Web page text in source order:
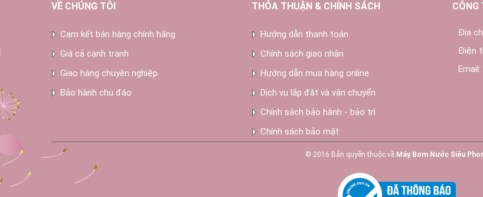
VỀ CHÚNG TÔI
Cam kết bán hàng chính hãng
Giá cả cạnh tranh
Giao hàng chuyên nghiệp
Bảo hành chu đáo
THỎA THUẬN & CHÍNH SÁCH
Hướng dẫn thanh toán
Chính sách giao nhận
Hướng dẫn mua hàng online
Dịch vụ lắp đặt và vận chuyển
Chính sách bảo hành - bảo trì
Chính sách bảo mật
CÔNG
Địa
Điện
Email:
© 2016 Bản quyền thuộc về Máy Bơm Nước Siêu